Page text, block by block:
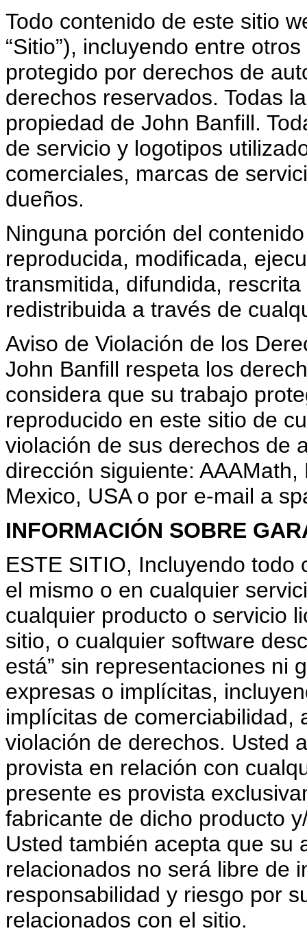
Todo contenido de este sitio
“Sitio”), incluyendo entre
protegido por derechos de
derechos reservados. Todas
propiedad de John Banfill.
de servicio y logotipos
comerciales, marcas de
dueños.
Ninguna porción del
reproducida, modificada,
transmitida, difundida,
redistribuida a través de
Aviso de Violación de los
John Banfill respeta los
considera que su trabajo
reproducido en este sitio de
violación de sus derechos de
dirección siguiente:
Mexico, USA o por e-mail a
INFORMACIÓN SOBRE
ESTE SITIO, Incluyendo
el mismo o en cualquier
cualquier producto o servicio
sitio, o cualquier software
está” sin representaciones ni
expresas o implícitas,
implícitas de comerciabilidad,
violación de derechos. Usted
provista en relación con
presente es provista
fabricante de dicho producto
Usted también acepta que su
relacionados no será libre de
responsabilidad y riesgo por
relacionados con el sitio.